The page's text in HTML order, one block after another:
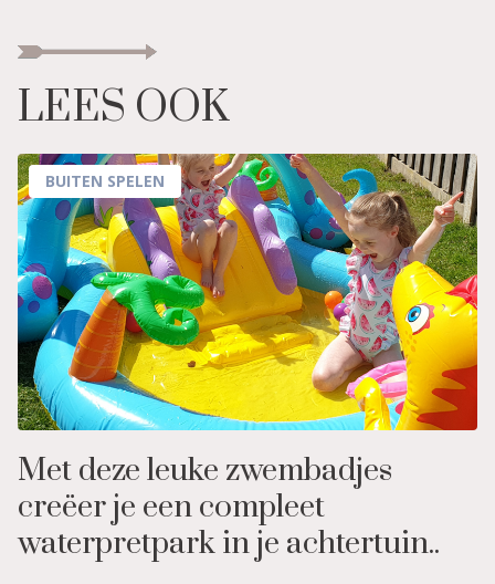
LEES OOK
BUITEN SPELEN
Met deze leuke zwembadjes
creëer je een compleet
waterpretpark in je achtertuin..